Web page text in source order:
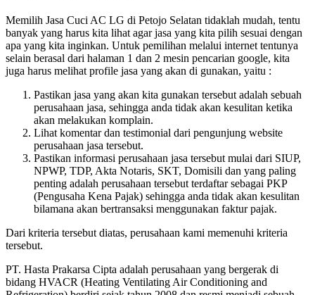
Memilih Jasa Cuci AC LG di Petojo Selatan tidaklah mudah, tentu
banyak yang harus kita lihat agar jasa yang kita pilih sesuai dengan
apa yang kita inginkan. Untuk pemilihan melalui internet tentunya
selain berasal dari halaman 1 dan 2 mesin pencarian google, kita
juga harus melihat profile jasa yang akan di gunakan, yaitu :
Pastikan jasa yang akan kita gunakan tersebut adalah sebuah
perusahaan jasa, sehingga anda tidak akan kesulitan ketika
akan melakukan komplain.
Lihat komentar dan testimonial dari pengunjung website
perusahaan jasa tersebut.
Pastikan informasi perusahaan jasa tersebut mulai dari SIUP,
NPWP, TDP, Akta Notaris, SKT, Domisili dan yang paling
penting adalah perusahaan tersebut terdaftar sebagai PKP
(Pengusaha Kena Pajak) sehingga anda tidak akan kesulitan
bilamana akan bertransaksi menggunakan faktur pajak.
Dari kriteria tersebut diatas, perusahaan kami memenuhi kriteria
tersebut.
PT. Hasta Prakarsa Cipta adalah perusahaan yang bergerak di
bidang HVACR (Heating Ventilating Air Conditioning and